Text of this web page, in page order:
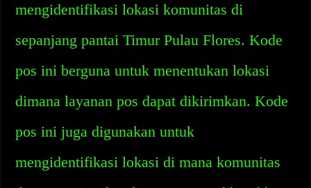
mengidentifikasi lokasi komunitas di
sepanjang pantai Timur Pulau Flores. Kode
pos ini berguna untuk menentukan lokasi
dimana layanan pos dapat dikirimkan. Kode
pos ini juga digunakan untuk
mengidentifikasi lokasi di mana komunitas